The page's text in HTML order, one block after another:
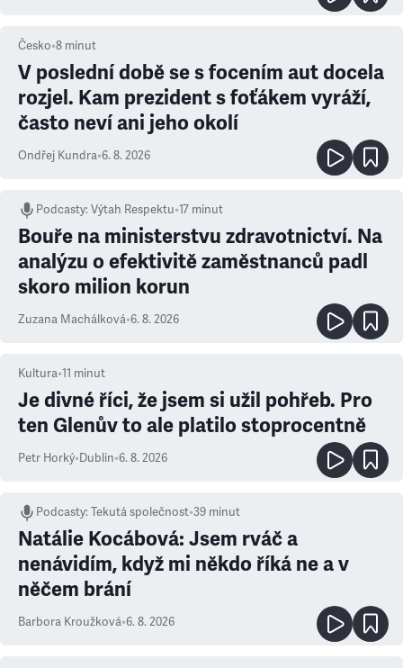
Česko•8 minut
V poslední době se s focením aut docela
rozjel. Kam prezident s foťákem vyráží,
často neví ani jeho okolí
Ondřej Kundra•6. 8. 2026
Podcasty:Výtah Respektu•17 minut
Bouře na ministerstvu zdravotnictví. Na
analýzu o efektivitě zaměstnanců padl
skoro milion korun
Zuzana Machálková•6. 8. 2026
Kultura•11 minut
Je divné říci, že jsem si užil pohřeb. Pro
ten Glenův to ale platilo stoprocentně
Petr Horký•Dublin•6. 8. 2026
Podcasty:Tekutá společnost•39 minut
Natálie Kocábová: Jsem rváč a
nenávidím, když mi někdo říká ne a v
něčem brání
Barbora Kroužková•6. 8. 2026